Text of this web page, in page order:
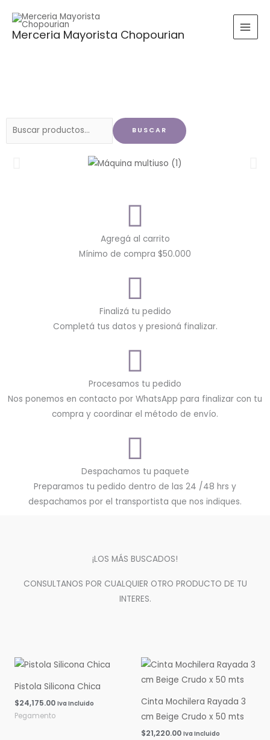
contenido
Merceria Mayorista Chopourian
Buscar
BUSCAR
Agregá al carrito
Mínimo de compra $50.000
Finalizá tu pedido
Completá tus datos y presioná finalizar.
Procesamos tu pedido
Nos ponemos en contacto por WhatsApp para finalizar con tu
compra y coordinar el método de envío.
Despachamos tu paquete
Preparamos tu pedido dentro de las 24 /48 hrs y
despachamos por el transportista que nos indiques.
¡LOS MÁS BUSCADOS!
CONSULTANOS POR CUALQUIER OTRO PRODUCTO DE TU
INTERES.
Pistola Silicona Chica
$24,175.00 Iva Incluido
Pegamento
Cinta Mochilera Rayada 3
cm Beige Crudo x 50 mts
$21,220.00 Iva Incluido